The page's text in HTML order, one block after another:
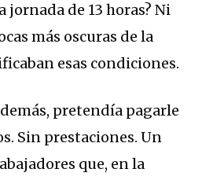
de 13 horas? Ni
más oscuras de la
esas condiciones.
pretendía pagarle
Sin prestaciones. Un
que, en la